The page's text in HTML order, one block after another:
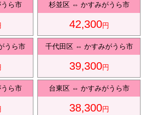
観光タクシ
ー
ディズニ
ー送迎
東
京
ら市 杉並区⇔ かすみがうら市
42,300円
うら市 千代田区⇔ かすみがうら市
39,300円
ら市 台東区⇔ かすみがうら市
38,300円